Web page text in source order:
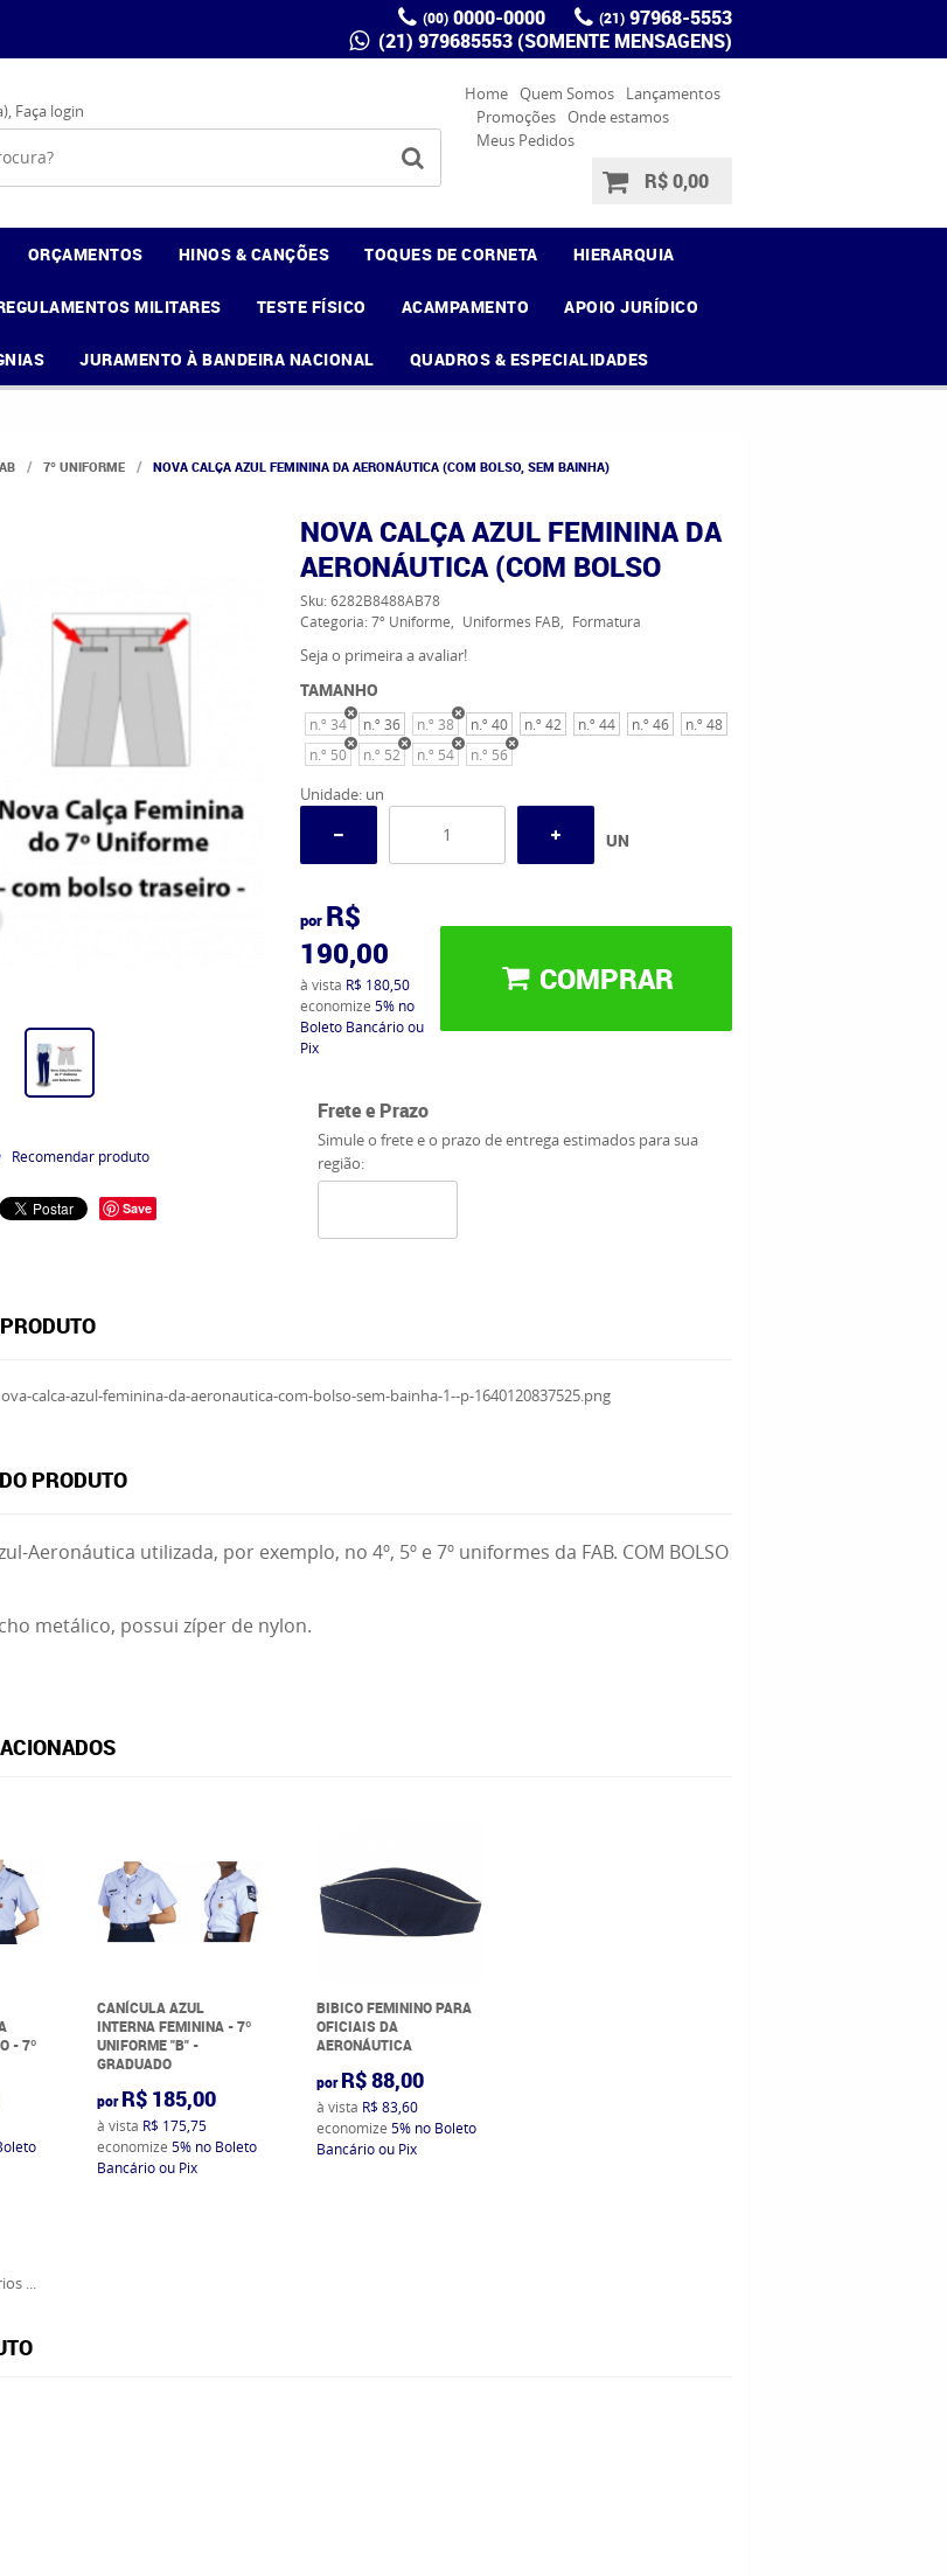
(00) 0000-0000 (21) 97968-5553
(21) 979685553 (SOMENTE MENSAGENS)
Faça login
Home Quem Somos
Lançamentos
Promoções Onde estamos
Meus Pedidos
R$ 0,00
ORÇAMENTOS HINOS & CANÇÕES TOQUES DE CORNETA HIERARQUIA
MILITARES TESTE FÍSICO ACAMPAMENTO APOIO JURÍDICO
JURAMENTO À BANDEIRA NACIONAL QUADROS & ESPECIALIDADES
7º UNIFORME NOVA CALÇA AZUL FEMININA DA AERONÁUTICA (COM BOLSO, SEM BAINHA)
Recomendar produto
Save
NOVA CALÇA AZUL FEMININA DA
AERONÁUTICA (COM BOLSO
Sku:6282B8488AB78
Categoria: 7º Uniforme Uniformes FAB Formatura
Seja o primeira a avaliar!
TAMANHO
n.º 34 n.º 36 n.º 38 n.º 40 n.º 42 n.º 44 n.º 46
n.º 48
n.º 50
n.º 52 n.º 54 n.º 56
Unidade: un
UN
por R$
190,00
à vista R$ 180,50
economize 5% no
Boleto Bancário ou
Pix
COMPRAR
Frete e Prazo
Simule o frete e o prazo de entrega estimados para sua
região:
PRODUTO
Aeronáutica utilizada, por exemplo, no 4º, 5º e 7º uniformes da FAB. COM BOLSO
metálico, possui zíper de nylon.
- 7º
CANÍCULA AZUL
INTERNA FEMININA - 7º
UNIFORME "B" -
GRADUADO
por R$ 185,00
à vista R$ 175,75
economize 5% no Boleto
Bancário ou Pix
BIBICO FEMININO PARA
OFICIAIS DA
AERONÁUTICA
por R$ 88,00
à vista R$ 83,60
economize5% no Boleto
Bancário ou Pix
...